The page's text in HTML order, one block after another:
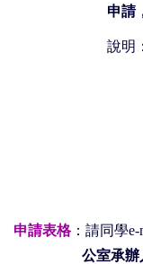
申請
說明：
申請表格：請同學e-
公室承辦